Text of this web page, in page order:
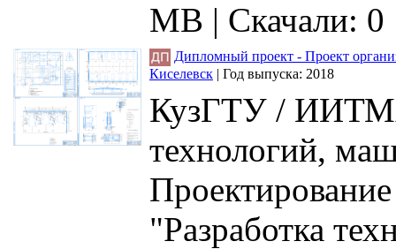
MB | Скачали: 0
Дипломный проект - Проект
Киселевск | Год выпуска: 2018
КузГТУ /
технологий,
"Разработка